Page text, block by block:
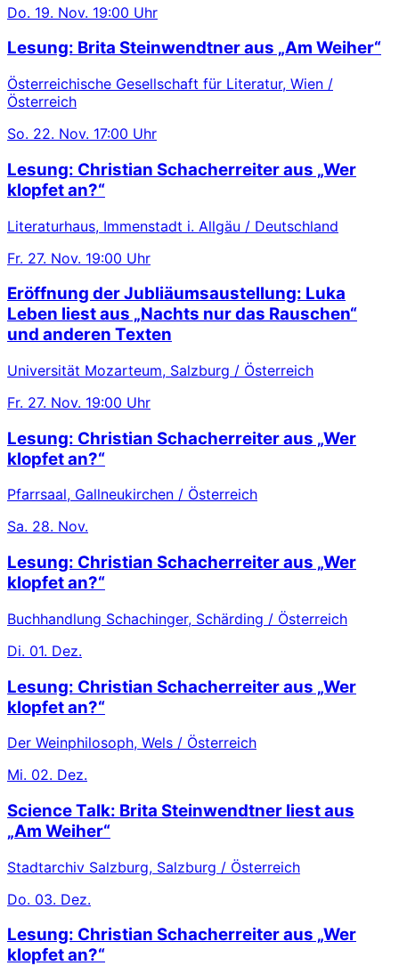
Do. 19. Nov. 19:00 Uhr
Lesung: Brita Steinwendtner aus „Am Weiher“
Österreichische Gesellschaft für Literatur, Wien /
Österreich
So. 22. Nov. 17:00 Uhr
Lesung: Christian Schacherreiter aus „Wer
klopfet an?“
Literaturhaus, Immenstadt i. Allgäu / Deutschland
Fr. 27. Nov. 19:00 Uhr
Eröffnung der Jubliäumsaustellung: Luka
Leben liest aus „Nachts nur das Rauschen“
und anderen Texten
Universität Mozarteum, Salzburg / Österreich
Fr. 27. Nov. 19:00 Uhr
Lesung: Christian Schacherreiter aus „Wer
klopfet an?“
Pfarrsaal, Gallneukirchen / Österreich
Sa. 28. Nov.
Lesung: Christian Schacherreiter aus „Wer
klopfet an?“
Buchhandlung Schachinger, Schärding / Österreich
Di. 01. Dez.
Lesung: Christian Schacherreiter aus „Wer
klopfet an?“
Der Weinphilosoph, Wels / Österreich
Mi. 02. Dez.
Science Talk: Brita Steinwendtner liest aus
„Am Weiher“
Stadtarchiv Salzburg, Salzburg / Österreich
Do. 03. Dez.
Lesung: Christian Schacherreiter aus „Wer
klopfet an?“